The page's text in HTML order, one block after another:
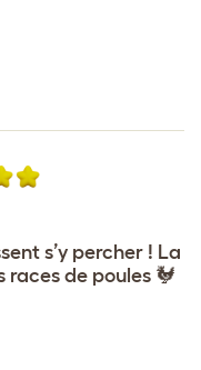
s’y percher ! La
de poules 🐓